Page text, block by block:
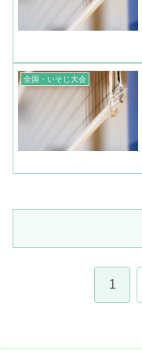
全国・いそじ大会
1